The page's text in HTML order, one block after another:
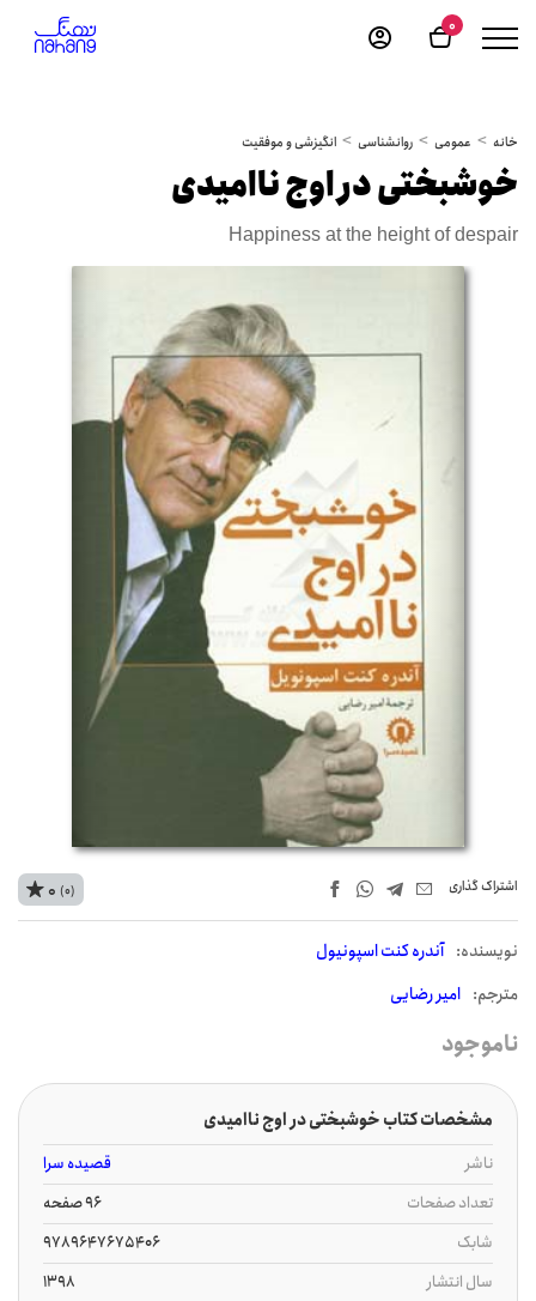
0
خانه عمومی روانشناسی انگیزشی و موفقیت
خوشبختی در اوج ناامیدی
Happiness at the height of despair
اشتراک‌ گذاری
نويسنده: آندره کنت اسپونیول
مترجم: امیر رضایی
0 (0)
ناموجود
مشخصات کتاب خوشبختی در اوج ناامیدی
ناشر
قصیده سرا
تعداد صفحات
96 صفحه
شابک
9789647675406
سال انتشار
1398